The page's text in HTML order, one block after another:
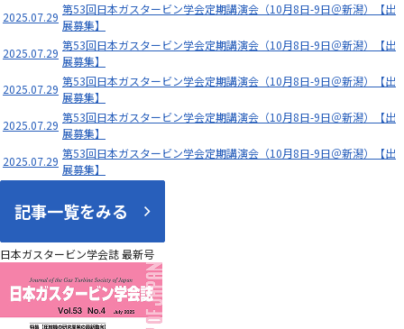
2025.07.29
第53回日本ガスタービン学会定期講演会（10月8日-9日＠新潟）【出
展募集】
2025.07.29
第53回日本ガスタービン学会定期講演会（10月8日-9日＠新潟）【出
展募集】
2025.07.29
第53回日本ガスタービン学会定期講演会（10月8日-9日＠新潟）【出
展募集】
2025.07.29
第53回日本ガスタービン学会定期講演会（10月8日-9日＠新潟）【出
展募集】
2025.07.29
第53回日本ガスタービン学会定期講演会（10月8日-9日＠新潟）【出
展募集】
記事一覧をみる
日本ガスタービン学会誌 最新号